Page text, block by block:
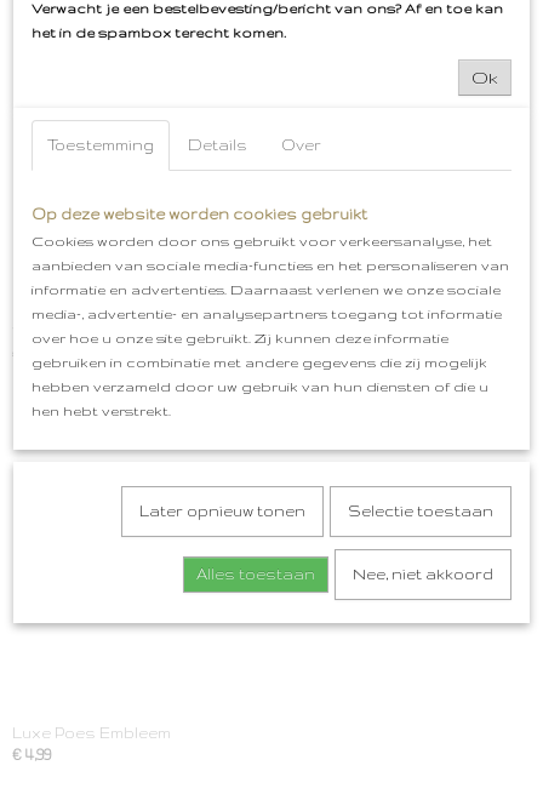
Ook interessant
Wegwijzer Naar de klôte Embleem Roze
€ 5,50
Luxe Poes Embleem
€ 4,99
Verwacht je een bestelbevesting/bericht van ons? Af en toe kan
het in de spambox terecht komen.
Ok
Toestemming Details Over
Op deze website worden cookies gebruikt
Cookies worden door ons gebruikt voor verkeersanalyse, het
aanbieden van sociale media-functies en het personaliseren van
informatie en advertenties. Daarnaast verlenen we onze sociale
media-, advertentie- en analysepartners toegang tot informatie
over hoe u onze site gebruikt. Zij kunnen deze informatie
gebruiken in combinatie met andere gegevens die zij mogelijk
hebben verzameld door uw gebruik van hun diensten of die u
hen hebt verstrekt.
Later opnieuw tonen Selectie toestaan
Alles toestaan Nee, niet akkoord